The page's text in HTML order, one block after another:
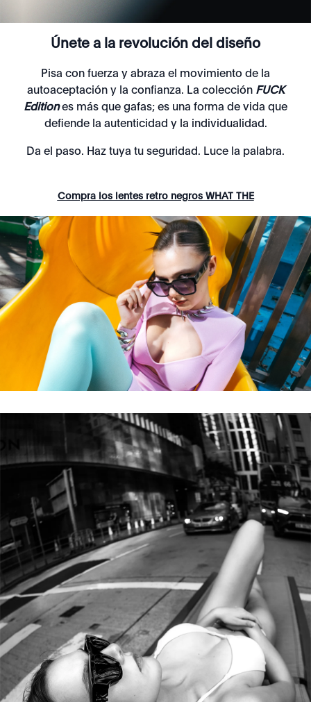
Únete a la revolución del diseño
Pisa con fuerza y abraza el movimiento de la
autoaceptación y la confianza. La colecciónFUCK
Editiones más que gafas; es una forma de vida que
defiende la autenticidad y la individualidad.
Da el paso. Haz tuya tu seguridad. Luce la palabra.
Compra los lentes retro negros WHAT THE